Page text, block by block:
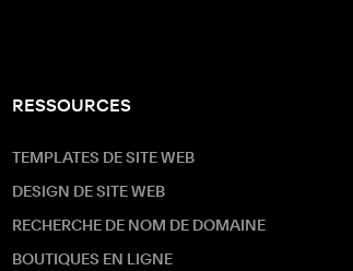
RESSOURCES
TEMPLATES DE SITE WEB
DESIGN DE SITE WEB
RECHERCHE DE NOM DE DOMAINE
BOUTIQUES EN LIGNE